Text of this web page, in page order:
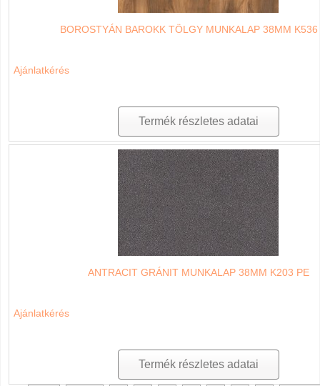
BOROSTYÁN BAROKK TÖLGY MUNKALAP 38MM K536
Ajánlatkérés
Termék részletes adatai
ANTRACIT GRÁNIT MUNKALAP 38MM K203 PE
Ajánlatkérés
Termék részletes adatai